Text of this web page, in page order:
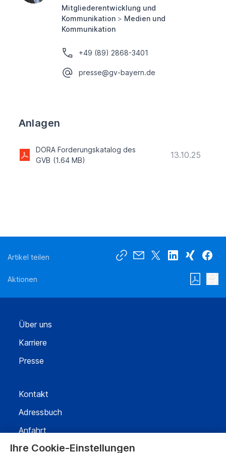
Über uns
Karriere
Presse
Kontakt
Adressbuch
Anfahrt
Mitgliederentwicklung und
Kommunikation > Medien und
Kommunikation
+49 (89) 2868-3401
presse@gv-bayern.de
Anlagen
DORA Forderungskatalog des
GVB (1.64 MB)
13.10.25
Artikel teilen
Aktionen
Ihre Cookie-Einstellungen